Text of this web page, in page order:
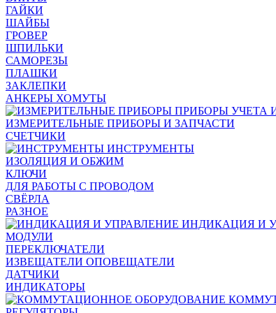
ГАЙКИ
ШАЙБЫ
ГРОВЕР
ШПИЛЬКИ
САМОРЕЗЫ
ПЛАШКИ
ЗАКЛЕПКИ
АНКЕРЫ ХОМУТЫ
ИЗМЕРИТЕЛЬНЫЕ ПРИБОРЫ И ЗАПЧАСТИ
СЧЕТЧИКИ
ИНСТРУМЕНТЫ
ИЗОЛЯЦИЯ И ОБЖИМ
КЛЮЧИ
ДЛЯ РАБОТЫ С ПРОВОДОМ
СВЁРЛА
РАЗНОЕ
ИНДИКАЦИЯ И
МОДУЛИ
ПЕРЕКЛЮЧАТЕЛИ
ИЗВЕЩАТЕЛИ ОПОВЕЩАТЕЛИ
ДАТЧИКИ
ИНДИКАТОРЫ